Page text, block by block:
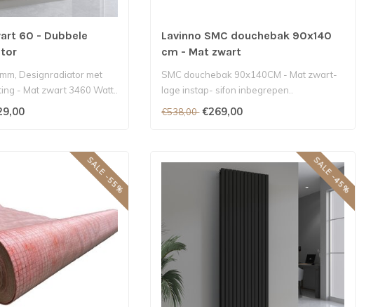
60 - Dubbele
Designradiator met
- Mat zwart 3460 Watt..
Lavinno SMC douchebak 90x140
cm - Mat zwart
SMC douchebak 90x140CM - Mat zwart-
lage instap- sifon inbegrepen..
€538,00 €269,00
SALE -55% SALE -45%